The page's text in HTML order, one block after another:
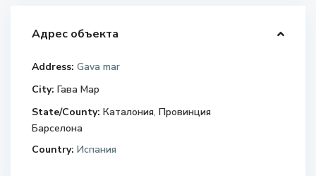
Адрес объекта
Address: Gava mar
City: Гава Мар
State/County: Каталония,Провинция
Барселона
Country: Испания